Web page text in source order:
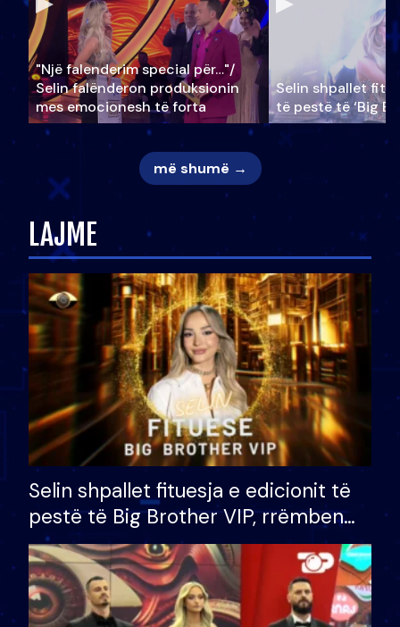
"Një falenderim special për…"/
Selin falënderon produksionin
mes emocionesh të forta
Selin shpallet
të pestë të ‘Big
më shumë →
LAJME
Selin shpallet fituesja e edicionit të
pestë të Big Brother VIP, rrëmben
çmimin e madh prej 100 mijë eurosh